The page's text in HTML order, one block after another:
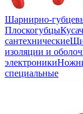
Шарнирно-
Плоскогубцы
сантехнические
изоляции и
электроники
специальные